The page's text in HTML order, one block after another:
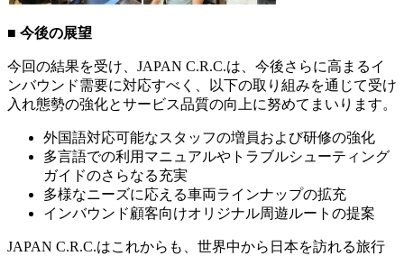
■ 今後の展望
今回の結果を受け、JAPAN C.R.C.は、今後さらに高まるイ
ンバウンド需要に対応すべく、以下の取り組みを通じて受け
入れ態勢の強化とサービス品質の向上に努めてまいります。
外国語対応可能なスタッフの増員および研修の強化
多言語での利用マニュアルやトラブルシューティング
ガイドのさらなる充実
多様なニーズに応える車両ラインナップの拡充
インバウンド顧客向けオリジナル周遊ルートの提案
JAPAN C.R.C.はこれからも、世界中から日本を訪れる旅行